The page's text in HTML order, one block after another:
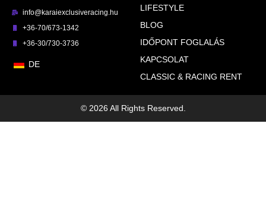
LIFESTYLE
BLOG
IDŐPONT FOGLALÁS
KAPCSOLAT
CLASSIC & RACING RENT
info@karaiexclusiveracing.hu
+36-70/673-1342
+36-30/730-3736
DE
© 2026 All Rights Reserved.